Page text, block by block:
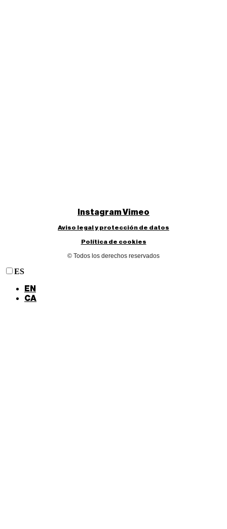
InstagramVimeo
Aviso legal y protección de datos
Política de cookies
© Todos los derechos reservados
ES
EN
CA